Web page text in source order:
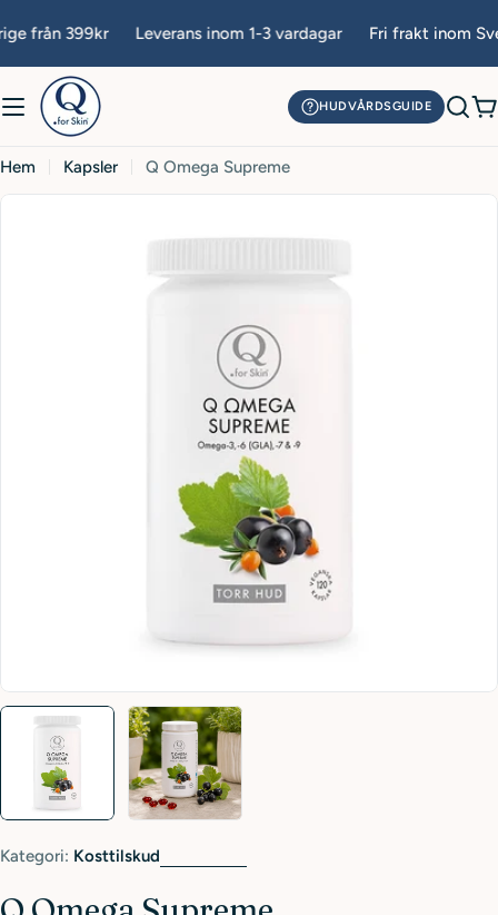
till
innehåll
399kr Leverans inom 1-3 vardagar Fri frakt inom
HUDVÅRDSGUIDE
Hem Kapsler Q Omega Supreme
Kategori: Kosttilskud